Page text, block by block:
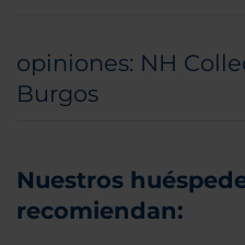
opiniones: NH
Burgos
Nuestros
recomiendan: